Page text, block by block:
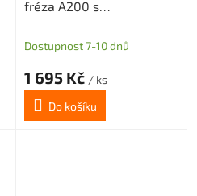
fréza A200 s
pro grafit průměr 6 R3
Dostupnost 7-10 dnů
1 695 Kč / ks
Do košíku